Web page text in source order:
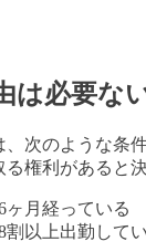
は必要な
次のような条
権利があると
ヶ月経っている
割以上出勤して